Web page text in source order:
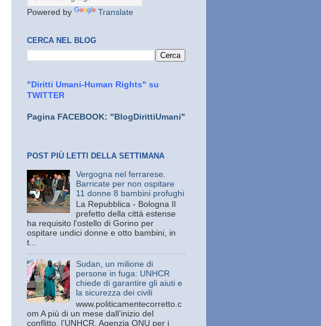
Powered by Translate
CERCA NEL BLOG
"Diritti Umani-Human Rights" su
TWITTER
Pagina FACEBOOK: "BlogDirittiUmani"
POST PIÙ LETTI DELLA SETTIMANA
Vergogna nel ferrarese.
Barricate per non ospitare
11 donne 8 bambini profughi
La Repubblica - Bologna Il
prefetto della città estense
ha requisito l'ostello di Gorino per
ospitare undici donne e otto bambini, in
t...
Sudan, un milione di
persone in fuga: UNHCR
chiede di garantire gli aiuti e
la sicurezza dei civili
www.politicamentecorretto.c
om A più di un mese dall’inizio del
conflitto, l’UNHCR, Agenzia ONU per i